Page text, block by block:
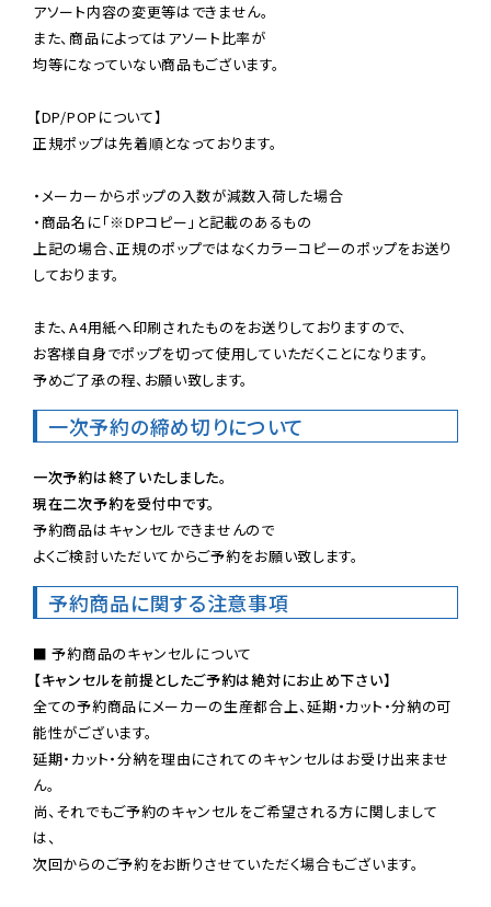
アソート内容の変更等はできません。
また、商品によってはアソート比率が
均等になっていない商品もございます。
【DP/POPについて】
正規ポップは先着順となっております。
・メーカーからポップの入数が減数入荷した場合
・商品名に「※DPコピー」と記載のあるもの
上記の場合、正規のポップではなくカラーコピーのポップをお送り
しております。
また、A4用紙へ印刷されたものをお送りしておりますので、
お客様自身でポップを切って使用していただくことになります。
予めご了承の程、お願い致します。
一次予約の締め切りについて
一次予約は終了いたしました。
現在二次予約を受付中です。
予約商品はキャンセルできませんので
よくご検討いただいてからご予約をお願い致します。
予約商品に関する注意事項
【キャンセルを前提としたご予約は絶対にお止め下さい】
全ての予約商品にメーカーの生産都合上、延期・カット・分納の可
能性がございます。
延期・カット・分納を理由にされてのキャンセルはお受け出来ませ
ん。
尚、それでもご予約のキャンセルをご希望される方に関しまして
は、
次回からのご予約をお断りさせていただく場合もございます。